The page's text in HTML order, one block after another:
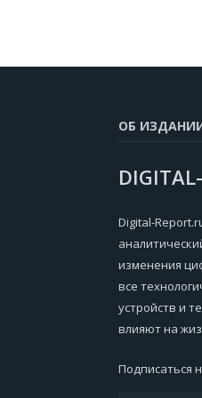
ОБ
DIGITAL-
Digital-
изменения
все
устройств и
влияют на
Подписаться